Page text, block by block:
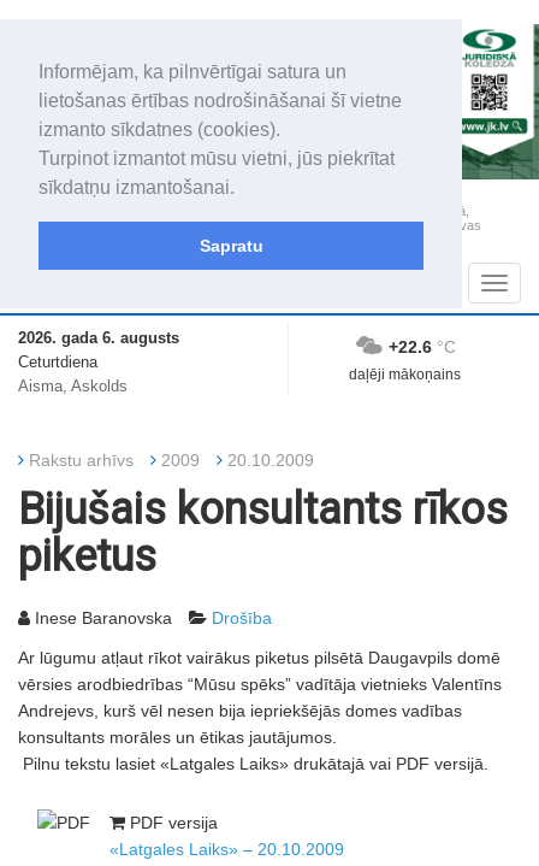
Informējam, ka pilnvērtīgai satura un
lietošanas ērtības nodrošināšanai šī vietne
izmanto sīkdatnes (cookies).
Turpinot izmantot mūsu vietni, jūs piekrītat
sīkdatņu izmantošanai.
Sapratu
„Latgales Laiks” iznāk latviešu un krievu valodās visā Dienvidlatgalē un Sēlijā,
„Latgales Laiks” latviešu valodā aptver Daugavpils valstspilsētu, Augšdaugavas
novadu un apkārtējos novadus un pilsētas.
2026. gada 6. augusts
Ceturtdiena
Aisma, Askolds
+22.6 °C
daļēji mākoņains
Rakstu arhīvs 2009 20.10.2009
Bijušais konsultants rīkos
piketus
Inese Baranovska Drošība
Ar lūgumu atļaut rīkot vairākus piketus pilsētā Daugavpils domē
vērsies arodbiedrības “Mūsu spēks” vadītāja vietnieks Valentīns
Andrejevs, kurš vēl nesen bija iepriekšējās domes vadības
konsultants morāles un ētikas jautājumos.
Pilnu tekstu lasiet «Latgales Laiks» drukātajā vai PDF versijā.
PDF versija
«Latgales Laiks» – 20.10.2009